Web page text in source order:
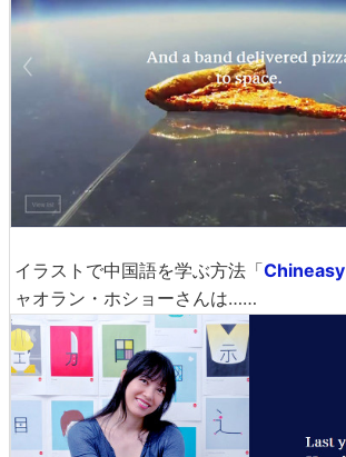
イラストで中国語を学ぶ方法「Chineasy
ャオラン・ホショーさんは……